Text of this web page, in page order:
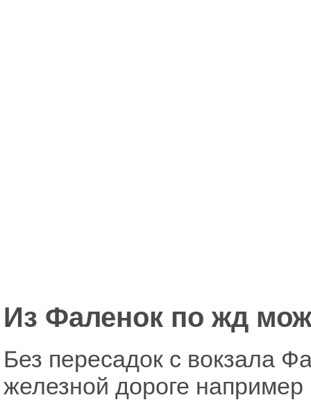
Из Фаленок по жд
Без пересадок с вокзала
железной дороге например